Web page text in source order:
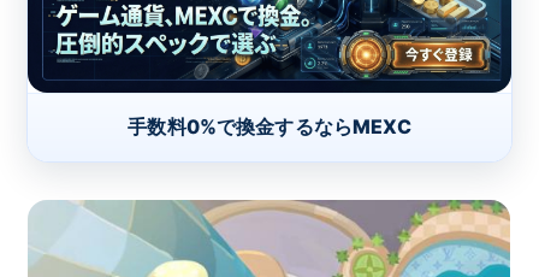
手数料0%で換金するならMEXC